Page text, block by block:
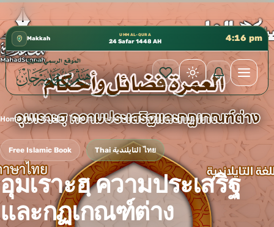
كتب الشيخ هيثم سرحان حفظه الله متوفرة مجانًا في
Makkah
UMM AL-QURA
24 Safar 1448 AH 4:16 pm
Home› Thai التايلندية ไทย›อุมเราะฮฺ ความประเสริฐและกฏเกณฑ์ต่าง
Free Islamic Book Thai التايلندية ไทย
อุมเราะฮฺ ความประเสริฐ
และกฏเกณฑ์ต่าง